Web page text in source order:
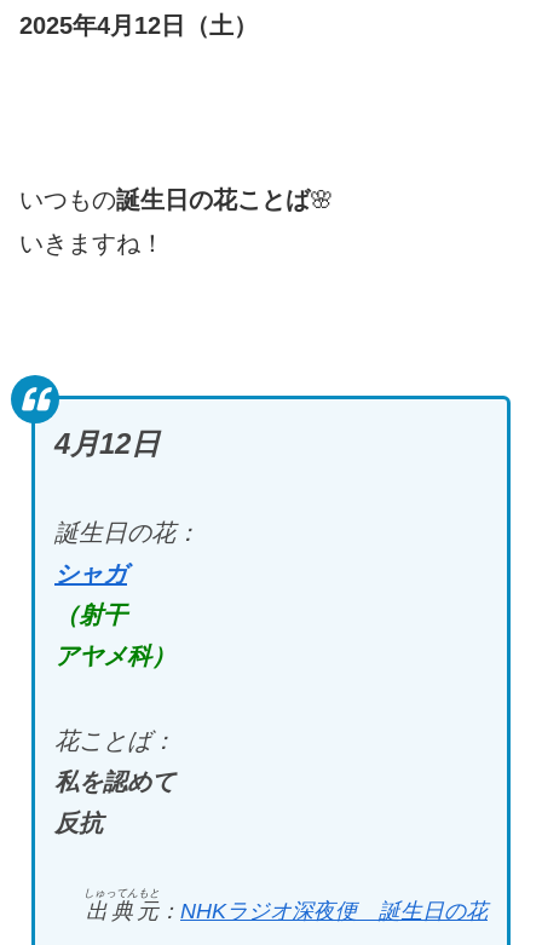
2025年4月12日（土）
いつもの誕生日の花ことば🌸
いきますね！
4月12日
誕生日の花：
シャガ
（射干
アヤメ科）
花ことば：
私を認めて
反抗
出典元
しゅってんもと
： NHKラジオ深夜便 誕生日の花